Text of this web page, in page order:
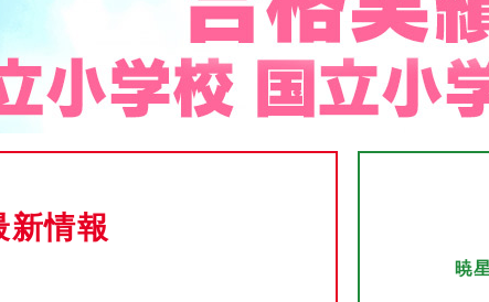
新情報
暁